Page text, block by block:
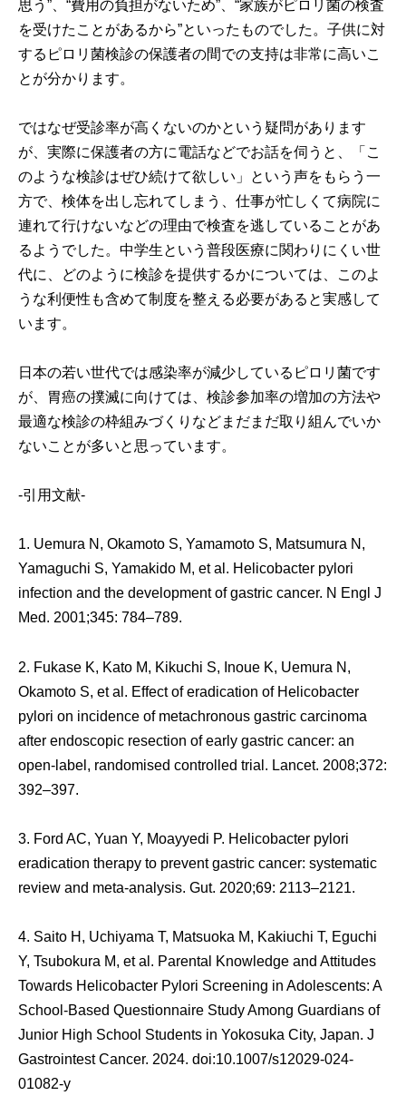
思う”、“費用の負担がないため”、“家族がピロリ菌の検査
を受けたことがあるから”といったものでした。子供に対
するピロリ菌検診の保護者の間での支持は非常に高いこ
とが分かります。
ではなぜ受診率が高くないのかという疑問があります
が、実際に保護者の方に電話などでお話を伺うと、「こ
のような検診はぜひ続けて欲しい」という声をもらう一
方で、検体を出し忘れてしまう、仕事が忙しくて病院に
連れて行けないなどの理由で検査を逃していることがあ
るようでした。中学生という普段医療に関わりにくい世
代に、どのように検診を提供するかについては、このよ
うな利便性も含めて制度を整える必要があると実感して
います。
日本の若い世代では感染率が減少しているピロリ菌です
が、胃癌の撲滅に向けては、検診参加率の増加の方法や
最適な検診の枠組みづくりなどまだまだ取り組んでいか
ないことが多いと思っています。
-引用文献-
1. Uemura N, Okamoto S, Yamamoto S, Matsumura N,
Yamaguchi S, Yamakido M, et al. Helicobacter pylori
infection and the development of gastric cancer. N Engl J
Med. 2001;345: 784–789.
2. Fukase K, Kato M, Kikuchi S, Inoue K, Uemura N,
Okamoto S, et al. Effect of eradication of Helicobacter
pylori on incidence of metachronous gastric carcinoma
after endoscopic resection of early gastric cancer: an
open-label, randomised controlled trial. Lancet. 2008;372:
392–397.
3. Ford AC, Yuan Y, Moayyedi P. Helicobacter pylori
eradication therapy to prevent gastric cancer: systematic
review and meta-analysis. Gut. 2020;69: 2113–2121.
4. Saito H, Uchiyama T, Matsuoka M, Kakiuchi T, Eguchi
Y, Tsubokura M, et al. Parental Knowledge and Attitudes
Towards Helicobacter Pylori Screening in Adolescents: A
School-Based Questionnaire Study Among Guardians of
Junior High School Students in Yokosuka City, Japan. J
Gastrointest Cancer. 2024. doi:10.1007/s12029-024-
01082-y